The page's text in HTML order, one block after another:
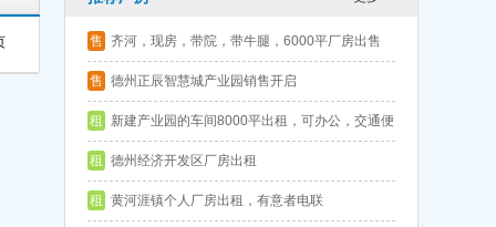
售 齐河，现房，带院，带牛腿，6000平厂房出售
层高9.5
售 德州正辰智慧城产业园销售开启
租 新建产业园的车间8000平出租，可办公，交通便
利
租 德州经济开发区厂房出租
租 黄河涯镇个人厂房出租，有意者电联